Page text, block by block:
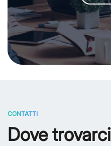
CONTATTI
Dove trovarci